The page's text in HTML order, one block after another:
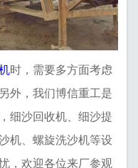
时，需要多方面考虑
外，我们博信重工是
细沙回收机、细沙提
机、螺旋洗沙机等设
，欢迎各位来厂参观